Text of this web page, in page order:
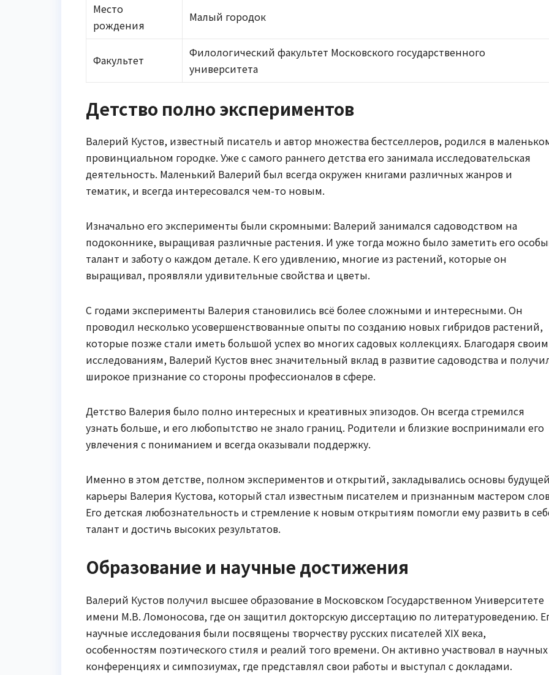
Место
рождения
Малый городок
Факультет
Филологический факультет Московского государственного
университета
Детство полно экспериментов
Валерий Кустов, известный писатель и автор множества бестселлеров, родился в
провинциальном городке. Уже с самого раннего детства его занимала исследовательская
деятельность. Маленький Валерий был всегда окружен книгами различных жанров и
тематик, и всегда интересовался чем-то новым.
Изначально его эксперименты были скромными: Валерий занимался садоводством на
подоконнике, выращивая различные растения. И уже тогда можно было заметить его
талант и заботу о каждом детале. К его удивлению, многие из растений, которые он
выращивал, проявляли удивительные свойства и цветы.
С годами эксперименты Валерия становились всё более сложными и интересными. Он
проводил несколько усовершенствованные опыты по созданию новых гибридов растений,
которые позже стали иметь большой успех во многих садовых коллекциях. Благодаря своим
исследованиям, Валерий Кустов внес значительный вклад в развитие садоводства и
широкое признание со стороны профессионалов в сфере.
Детство Валерия было полно интересных и креативных эпизодов. Он всегда стремился
узнать больше, и его любопытство не знало границ. Родители и близкие воспринимали его
увлечения с пониманием и всегда оказывали поддержку.
Именно в этом детстве, полном экспериментов и открытий, закладывались основы будущей
карьеры Валерия Кустова, который стал известным писателем и признанным мастером
Его детская любознательность и стремление к новым открытиям помогли ему развить в
талант и достичь высоких результатов.
Образование и научные достижения
Валерий Кустов получил высшее образование в Московском Государственном Университете
имени М.В. Ломоносова, где он защитил докторскую диссертацию по литературоведению.
научные исследования были посвящены творчеству русских писателей XIX века,
особенностям поэтического стиля и реалий того времени. Он активно участвовал в научных
конференциях и симпозиумах, где представлял свои работы и выступал с докладами.